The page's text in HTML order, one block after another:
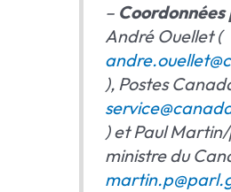
–
André Ouellet(
), Postes
) et Paul
ministre du